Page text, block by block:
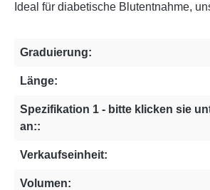
Ideal für diabetische Blutentnahme,
Graduierung:
Länge:
Spezifikation 1 - bitte klicken sie
an::
Verkaufseinheit:
Volumen: